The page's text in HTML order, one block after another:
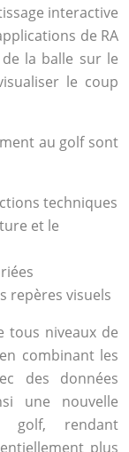
interactive
de RA
la balle sur le
le coup
au golf sont
techniques
et le
repères visuels
tous niveaux de
combinant les
des données
une nouvelle
golf, rendant
plus